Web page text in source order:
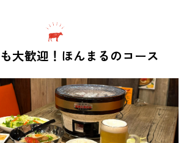
大歓迎！ほんまるのコース